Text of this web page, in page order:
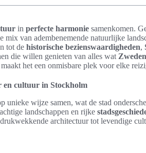
in perfecte harmonie samenkomen.
mix van adembenemende natuurlijke
tot de historische bezienswaardigheden,
die willen genieten van alles wat Zweden
het een onmisbare plek voor elke
en cultuur in Stockholm
unieke wijze samen, wat de stad
landschappen en rijke
architectuur tot levendige